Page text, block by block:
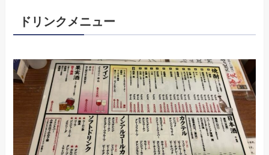
ドリンクメニュー